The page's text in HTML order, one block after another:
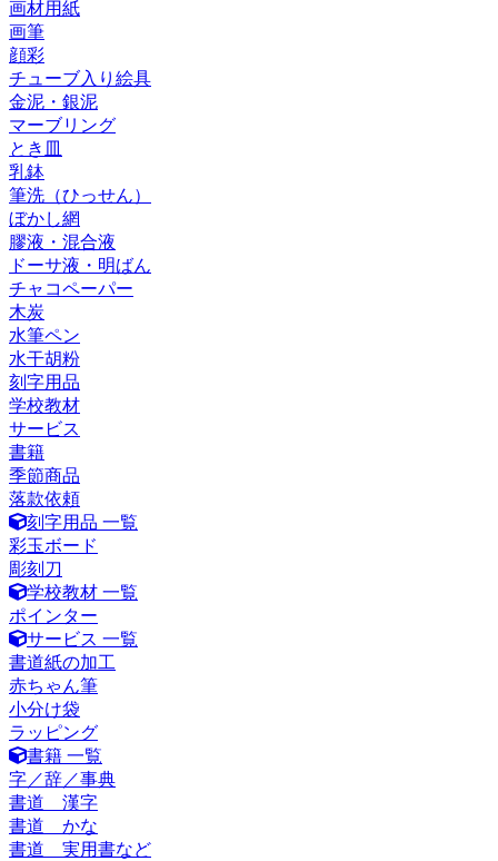
画材用紙
画筆
顔彩
チューブ入り絵具
金泥・銀泥
マーブリング
とき皿
乳鉢
筆洗（ひっせん）
ぼかし網
膠液・混合液
ドーサ液・明ばん
チャコペーパー
木炭
水筆ペン
水干胡粉
刻字用品
学校教材
サービス
書籍
季節商品
落款依頼
刻字用品 一覧
彩玉ボード
彫刻刀
学校教材 一覧
ポインター
サービス 一覧
書道紙の加工
赤ちゃん筆
小分け袋
ラッピング
書籍 一覧
字／辞／事典
書道 漢字
書道 かな
書道 実用書など